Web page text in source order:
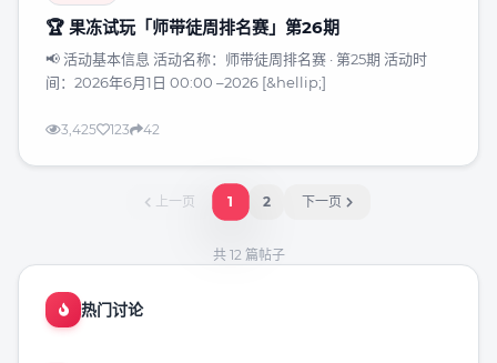
🏆 果冻试玩「师带徒周排名赛」第26期
📢 活动基本信息 活动名称：师带徒周排名赛 · 第25期 活动时
间：2026年6月1日 00:00 –2026 [&hellip;]
3,425 123 42
上一页 1 2 下一页
共 12篇帖子
热门讨论